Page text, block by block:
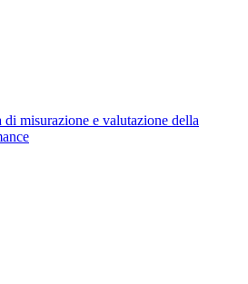
di misurazione e valutazione della